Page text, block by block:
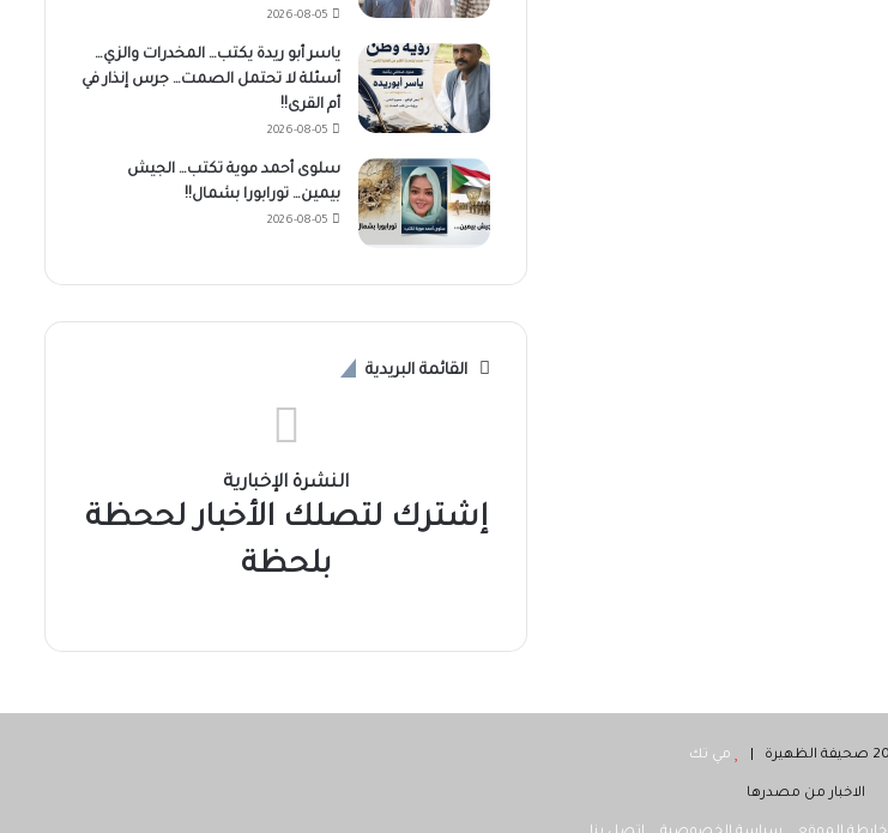
2026-08-05
ياسر أبو ريدة يكتب… المخدرات والزي…
أسئلة لا تحتمل الصمت… جرس إنذار في
أم القرى!!
2026-08-05
سلوى أحمد موية تكتب… الجيش
بيمين… تورابورا بشمال!!
2026-08-05
القائمة البريدية
النشرة الإخبارية
إشترك لتصلك الأخبار لححظة
بلحظة
مي تك
الاخبار من مصدرها